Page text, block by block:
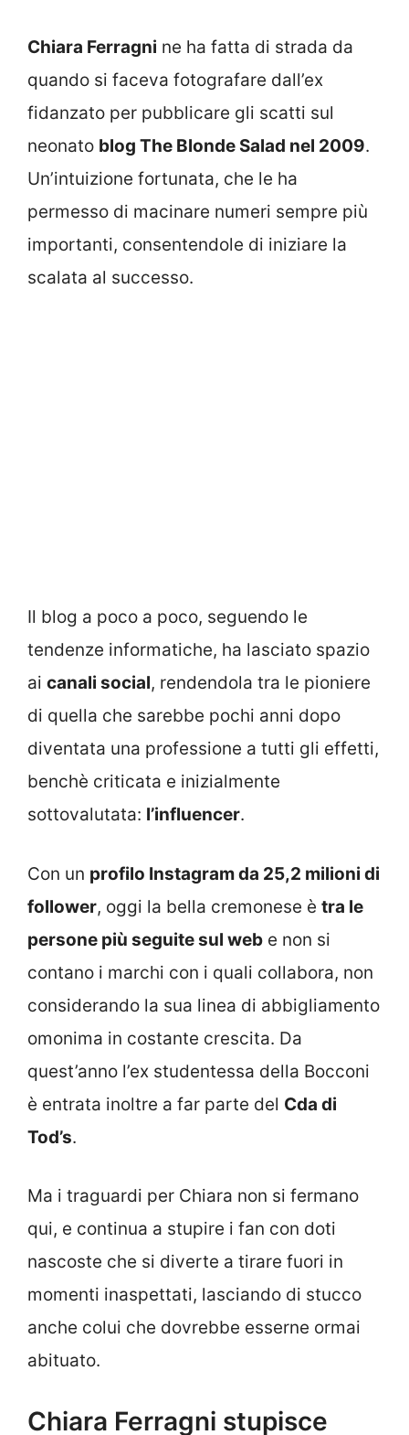
Chiara Ferragni ne ha fatta di strada da
quando si faceva fotografare dall’ex
fidanzato per pubblicare gli scatti sul
neonato blog The Blonde Salad nel 2009.
Un’intuizione fortunata, che le ha
permesso di macinare numeri sempre più
importanti, consentendole di iniziare la
scalata al successo.
Il blog a poco a poco, seguendo le
tendenze informatiche, ha lasciato spazio
ai canali social, rendendola tra le pioniere
di quella che sarebbe pochi anni dopo
diventata una professione a tutti gli effetti,
benchè criticata e inizialmente
sottovalutata: l’influencer.
Con un profilo Instagram da 25,2 milioni di
follower, oggi la bella cremonese è tra le
persone più seguite sul web e non si
contano i marchi con i quali collabora, non
considerando la sua linea di abbigliamento
omonima in costante crescita. Da
quest’anno l’ex studentessa della Bocconi
è entrata inoltre a far parte del Cda di
Tod’s.
Ma i traguardi per Chiara non si fermano
qui, e continua a stupire i fan con doti
nascoste che si diverte a tirare fuori in
momenti inaspettati, lasciando di stucco
anche colui che dovrebbe esserne ormai
abituato.
Chiara Ferragni stupisce